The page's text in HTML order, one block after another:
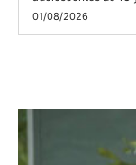
01/08/2026